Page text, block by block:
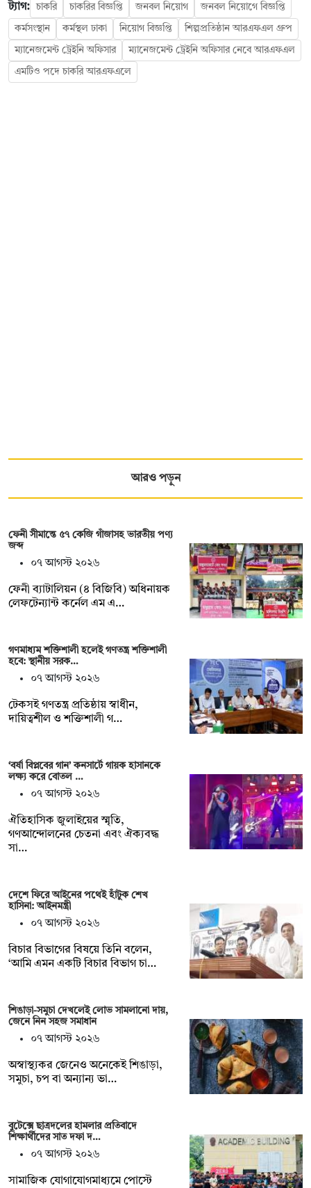
ট্যাগ: চাকরি চাকরির বিজ্ঞপ্তি জনবল নিয়োগ জনবল নিয়োগে বিজ্ঞপ্তি
কর্মসংস্থান কর্মস্থল ঢাকা নিয়োগ বিজ্ঞপ্তি শিল্পপ্রতিষ্ঠান আরএফএল গ্রুপ
ম্যানেজমেন্ট ট্রেইনি অফিসার ম্যানেজমেন্ট ট্রেইনি অফিসার নেবে আরএফএল
এমটিও পদে চাকরি আরএফএলে
আরও পড়ুন
ফেনী সীমান্তে ৫৭ কেজি গাঁজাসহ ভারতীয় পণ্য
জব্দ
০৭ আগস্ট ২০২৬
ফেনী ব্যাটালিয়ন (৪ বিজিবি) অধিনায়ক
লেফটেন্যান্ট কর্নেল এম এ…
গণমাধ্যম শক্তিশালী হলেই গণতন্ত্র শক্তিশালী
হবে: স্থানীয় সরক…
০৭ আগস্ট ২০২৬
টেকসই গণতন্ত্র প্রতিষ্ঠায় স্বাধীন,
দায়িত্বশীল ও শক্তিশালী গ…
‘বর্ষা বিপ্লবের গান’ কনসার্টে গায়ক হাসানকে
লক্ষ্য করে বোতল …
০৭ আগস্ট ২০২৬
ঐতিহাসিক জুলাইয়ের স্মৃতি,
গণআন্দোলনের চেতনা এবং ঐক্যবদ্ধ
সা…
দেশে ফিরে আইনের পথেই হাঁটুক শেখ
হাসিনা: আইনমন্ত্রী
০৭ আগস্ট ২০২৬
বিচার বিভাগের বিষয়ে তিনি বলেন,
‘আমি এমন একটি বিচার বিভাগ চা…
শিঙাড়া-সমুচা দেখলেই লোভ সামলানো দায়,
জেনে নিন সহজ সমাধান
০৭ আগস্ট ২০২৬
অস্বাস্থ্যকর জেনেও অনেকেই শিঙাড়া,
সমুচা, চপ বা অন্যান্য ভা…
বুটেক্সে ছাত্রদলের হামলার প্রতিবাদে
শিক্ষার্থীদের সাত দফা দ…
০৭ আগস্ট ২০২৬
সামাজিক যোগাযোগমাধ্যমে পোস্টে